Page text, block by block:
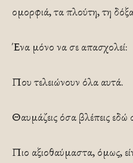
ομορφιά, τα πλούτη, τη
Ένα μόνο να σε απασχολεί:
Που τελειώνουν όλα αυτά.
Θαυμάζεις όσα βλέπεις εδώ
Πιο αξιοθαύμαστα, όμως,